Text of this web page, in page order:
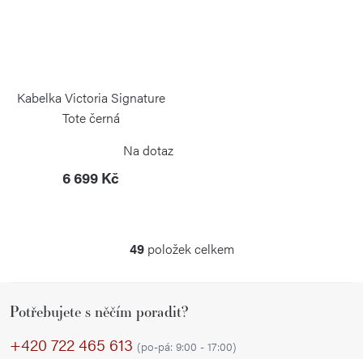
Kabelka Victoria Signature
Tote černá
Na dotaz
6 699 Kč
O
á
d
49položek celkem
Potřebujete s něčím poradit?
+420 722 465 613 (po-pá: 9:00 - 17:00)